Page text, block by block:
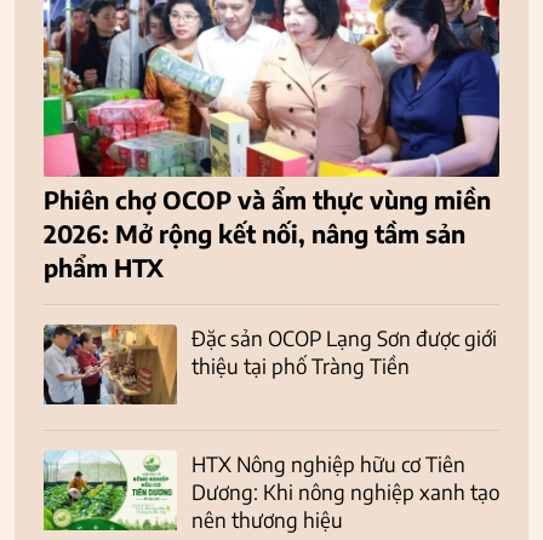
Phiên chợ OCOP và ẩm thực vùng miền
2026: Mở rộng kết nối, nâng tầm sản
phẩm HTX
Đặc sản OCOP Lạng Sơn được giới
thiệu tại phố Tràng Tiền
HTX Nông nghiệp hữu cơ Tiên
Dương: Khi nông nghiệp xanh tạo
nên thương hiệu